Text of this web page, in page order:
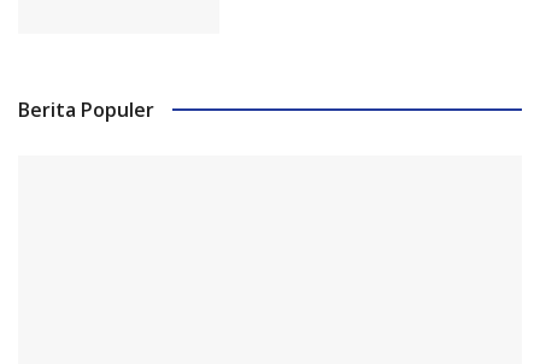
Berita Populer